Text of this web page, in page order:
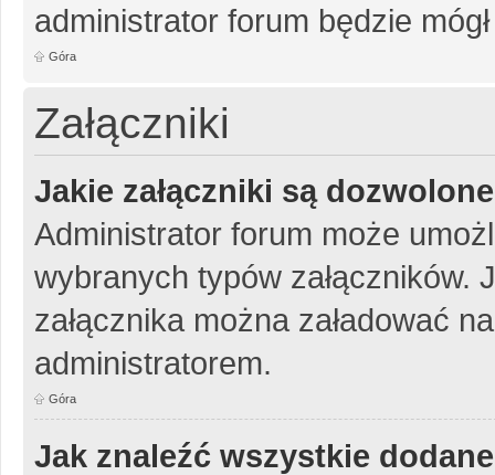
administrator forum będzie
Góra
Załączniki
Jakie załączniki są
Administrator forum może
wybranych typów załączników.
załącznika można załadować
administratorem.
Góra
Jak znaleźć wszystkie